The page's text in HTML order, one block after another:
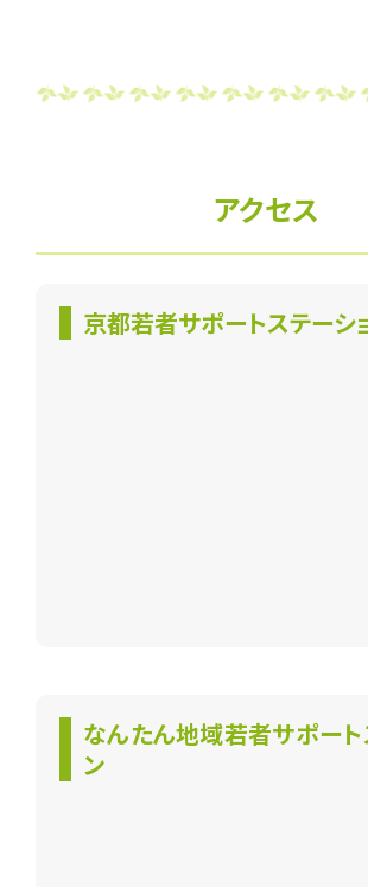
アクセス
京都若者サポートステーシ
なんたん地域若者サポー
ン